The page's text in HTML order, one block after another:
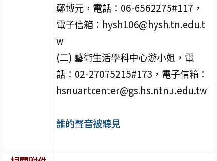
鄭博元，電話：06-6562275#117，
電子信箱：hysh106@hysh.tn.edu.t
w
(二) 藝術生活學科中心游小姐，電
話：02-27075215#173，電子信箱：
hsnuartcenter@gs.hs.ntnu.edu.tw
誰的聲音被聽見